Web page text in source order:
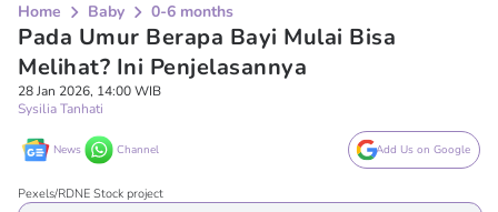
Home Baby 0-6 months
Pada Umur Berapa Bayi Mulai Bisa
Melihat? Ini Penjelasannya
28 Jan 2026, 14:00 WIB
Sysilia Tanhati
News Channel Add Us on Google
Pexels/RDNE Stock project